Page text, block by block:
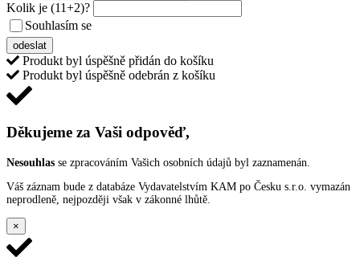
Kolik je (11+2)?
Souhlasím se
odeslat
Produkt byl úspěšně přidán do košíku
Produkt byl úspěšně odebrán z košíku
Děkujeme za Vaši odpověď,
Nesouhlas se zpracováním Vašich osobních údajů byl zaznamenán.
Váš záznam bude z databáze Vydavatelstvím KAM po Česku s.r.o. vymazán
neprodleně, nejpozději však v zákonné lhůtě.
×